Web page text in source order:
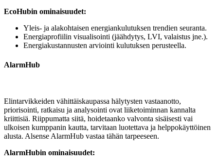
EcoHubin ominaisuudet:
Yleis- ja alakohtaisen energiankulutuksen trendien seuranta.
Energiaprofiilin visualisointi (jäähdytys, LVI, valaistus jne.).
Energiakustannusten arviointi kulutuksen perusteella.
AlarmHub
Elintarvikkeiden vähittäiskaupassa hälytysten vastaanotto,
priorisointi, ratkaisu ja analysointi ovat liiketoiminnan kannalta
kriittisiä. Riippumatta siitä, hoidetaanko valvonta sisäisesti vai
ulkoisen kumppanin kautta, tarvitaan luotettava ja helppokäyttöinen
alusta. Alsense AlarmHub vastaa tähän tarpeeseen.
AlarmHubin ominaisuudet: